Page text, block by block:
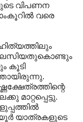
വിപണന
വരെ
കൂടി
മാറ്റപ്പെട്ടു.
യാത്രകളുടെ